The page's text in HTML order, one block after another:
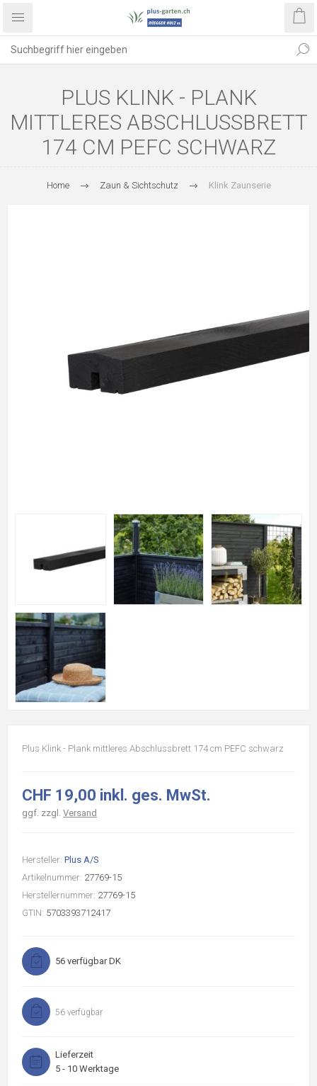
PLUS KLINK - PLANK
MITTLERES ABSCHLUSSBRETT
174 CM PEFC SCHWARZ
Home Zaun & Sichtschutz Klink Zaunserie
Plus Klink - Plank mittleres Abschlussbrett 174 cm PEFC schwarz
CHF 19,00 inkl. ges. MwSt.
ggf. zzgl. Versand
Hersteller: Plus A/S
Artikelnummer: 27769-15
Herstellernummer: 27769-15
GTIN: 5703393712417
56 verfügbar DK
56 verfügbar
Lieferzeit
5 - 10 Werktage